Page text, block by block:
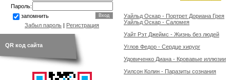
Пароль:
запомнить
Забыл пароль | Регистрация
QR код сайта
Уайльд Оскар - Портрет Дориана Грея
Уайльд Оскар - Саломея
Уайт Рэт Джеймс - Жизнь без людей
Углов Федор - Сердце хирург
Удовиченко Диана - Кровавые иллюзии
Уилсон Колин - Паразиты сознания